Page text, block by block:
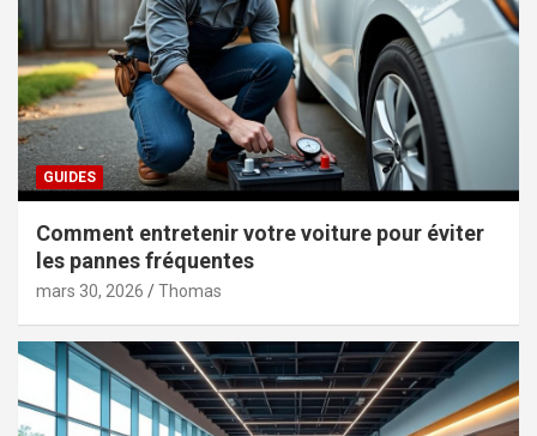
GUIDES
Comment entretenir votre voiture pour éviter
les pannes fréquentes
mars 30, 2026 Thomas